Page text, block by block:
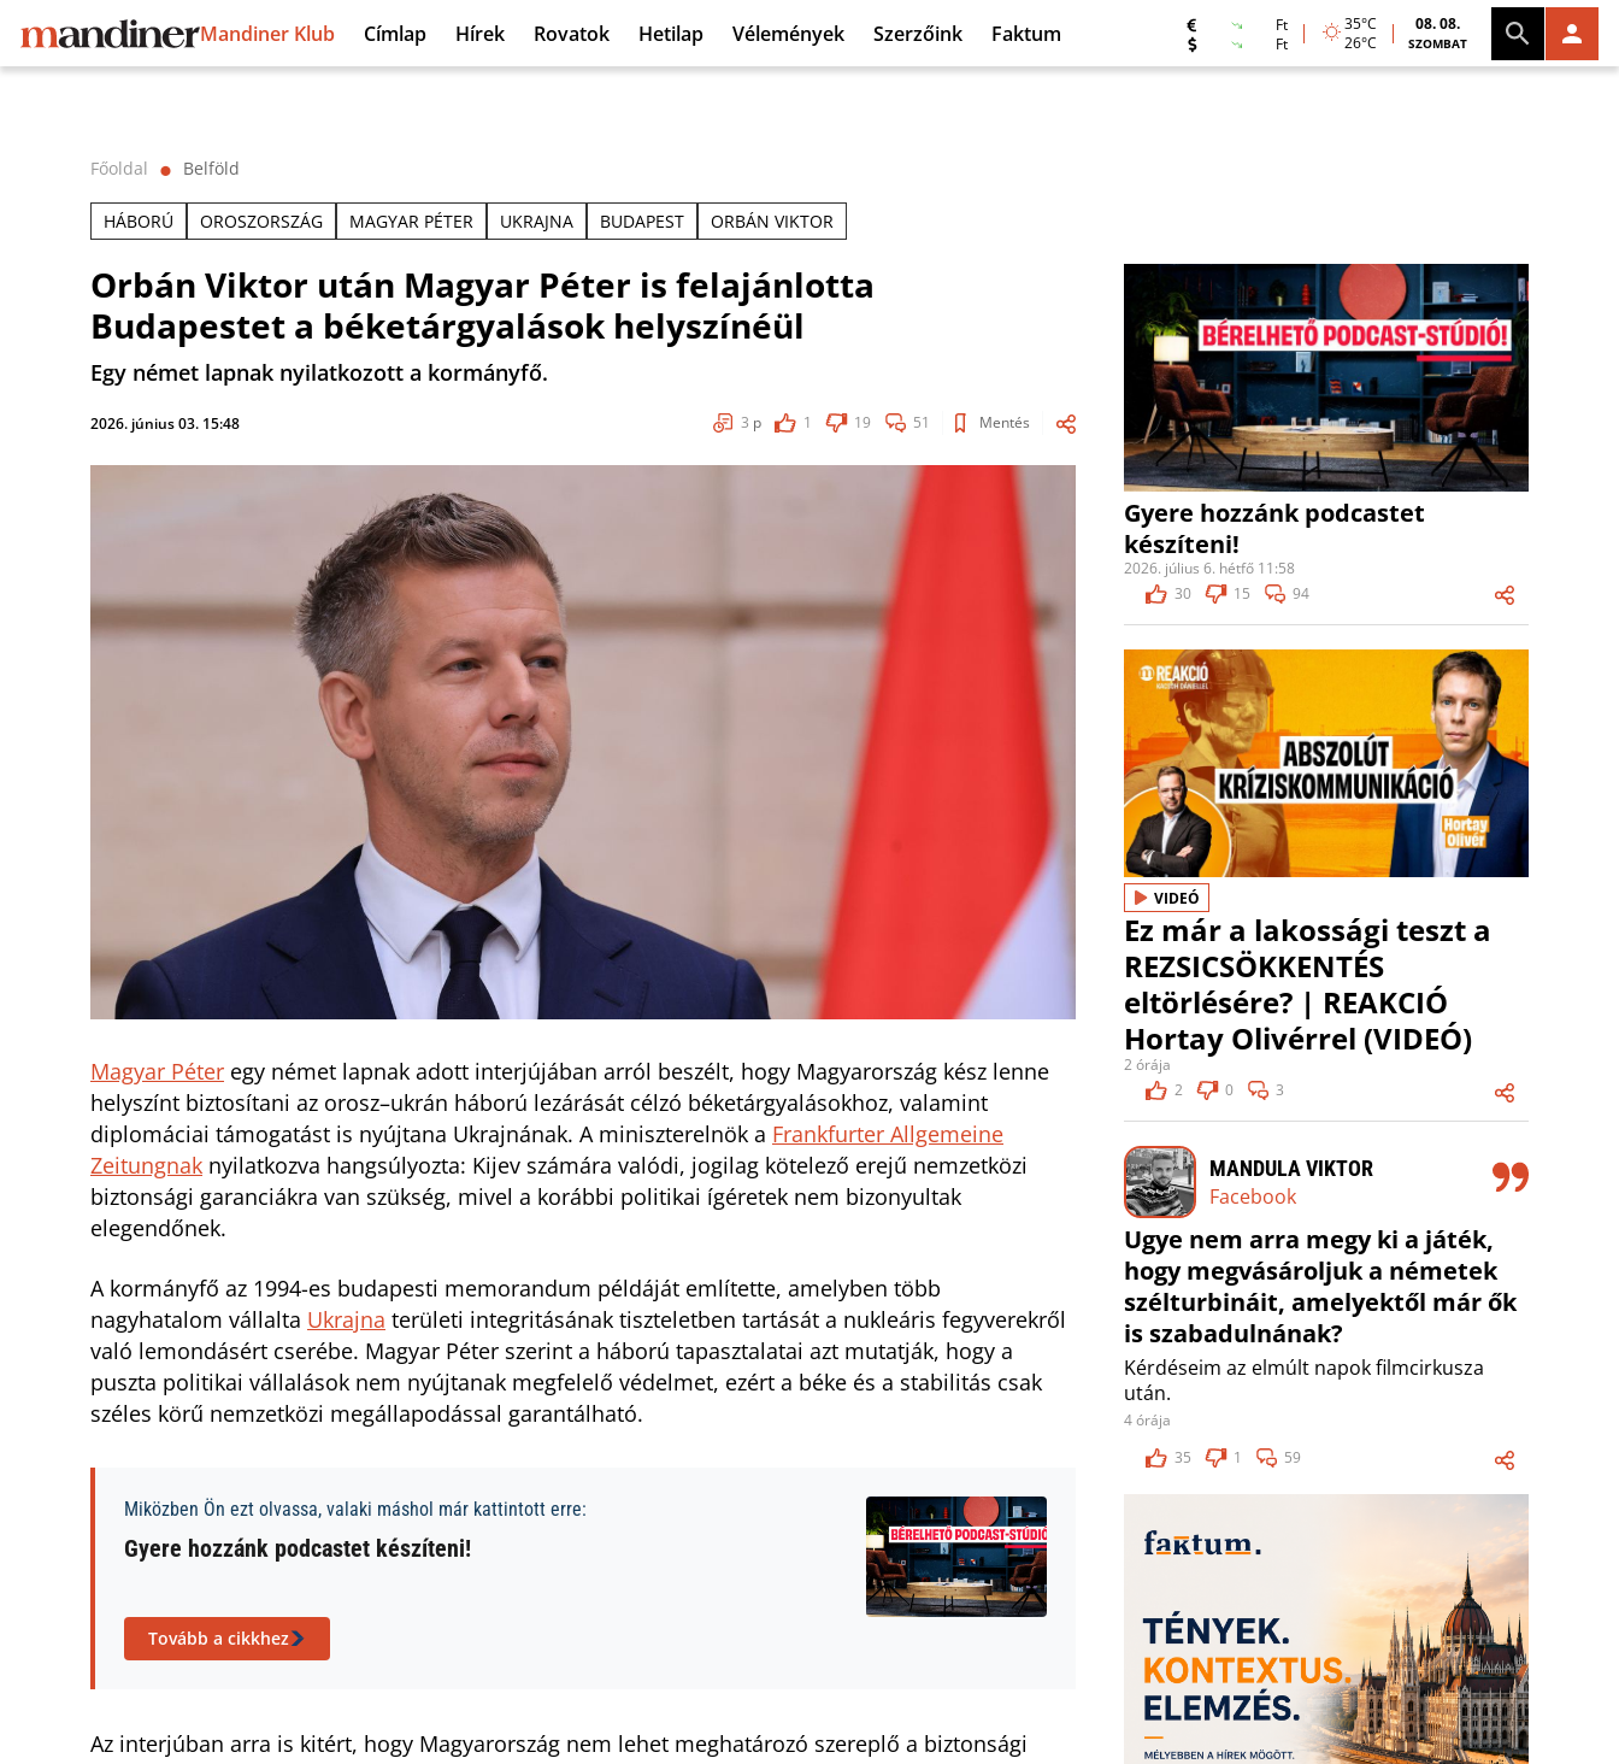
Mandiner Klub Címlap Hírek Rovatok Hetilap Vélemények Szerzőink Faktum
Ft
Ft
35°C
26°C
08. 08.
SZOMBAT
Főoldal ⬤ Belföld
HÁBORÚ OROSZORSZÁG MAGYAR PÉTER UKRAJNA BUDAPEST ORBÁN VIKTOR
Orbán Viktor után Magyar Péter is felajánlotta
Budapestet a béketárgyalások helyszínéül
Egy német lapnak nyilatkozott a kormányfő.
2026. június 03. 15:48 3 p 1 19 51 Mentés
Magyar Péter egy német lapnak adott interjújában arról beszélt, hogy Magyarország kész lenne
helyszínt biztosítani az orosz–ukrán háború lezárását célzó béketárgyalásokhoz, valamint
diplomáciai támogatást is nyújtana Ukrajnának. A miniszterelnök a Frankfurter Allgemeine
Zeitungnak nyilatkozva hangsúlyozta: Kijev számára valódi, jogilag kötelező erejű nemzetközi
biztonsági garanciákra van szükség, mivel a korábbi politikai ígéretek nem bizonyultak
elegendőnek.
A kormányfő az 1994-es budapesti memorandum példáját említette, amelyben több
nagyhatalom vállalta Ukrajna területi integritásának tiszteletben tartását a nukleáris fegyverekről
való lemondásért cserébe. Magyar Péter szerint a háború tapasztalatai azt mutatják, hogy a
puszta politikai vállalások nem nyújtanak megfelelő védelmet, ezért a béke és a stabilitás csak
széles körű nemzetközi megállapodással garantálható.
Miközben Ön ezt olvassa, valaki máshol már kattintott erre:
Gyere hozzánk podcastet készíteni!
Tovább a cikkhez
Az interjúban arra is kitért, hogy Magyarország nem lehet meghatározó szereplő a biztonsági
Gyere hozzánk podcastet
készíteni!
2026. július 6. hétfő 11:58
30
15 94
VIDEÓ
Ez már a lakossági teszt a
REZSICSÖKKENTÉS
eltörlésére? | REAKCIÓ
Hortay Olivérrel (VIDEÓ)
2 órája
2
0 3
MANDULA VIKTOR
Facebook
Ugye nem arra megy ki a játék,
hogy megvásároljuk a németek
szélturbináit, amelyektől már ők
is szabadulnának?
Kérdéseim az elmúlt napok filmcirkusza
után.
4 órája
35
1 59